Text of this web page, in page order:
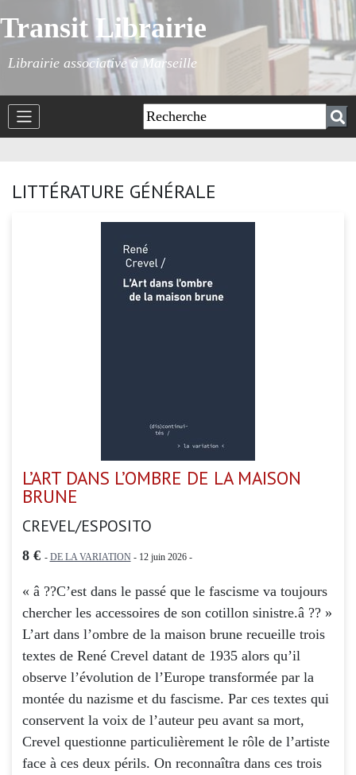
Transit Librairie
Librairie associative à Marseille
LITTÉRATURE GÉNÉRALE
L’ART DANS L’OMBRE DE LA MAISON
BRUNE
CREVEL/ESPOSITO
8 € - DE LA VARIATION- 12 juin 2026 -
« â ??C’est dans le passé que le fascisme va toujours
chercher les accessoires de son cotillon sinistre.â ?? »
L’art dans l’ombre de la maison brune recueille trois
textes de René Crevel datant de 1935 alors qu’il
observe l’évolution de l’Europe transformée par la
montée du nazisme et du fascisme. Par ces textes qui
conservent la voix de l’auteur peu avant sa mort,
Crevel questionne particulièrement le rôle de l’artiste
face à ces deux périls. On reconnaîtra dans ces trois